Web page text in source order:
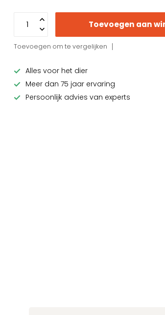
Toevoegen aan
Toevoegen om te vergelijken
Alles voor het dier
Meer dan 75 jaar ervaring
Persoonlijk advies van experts